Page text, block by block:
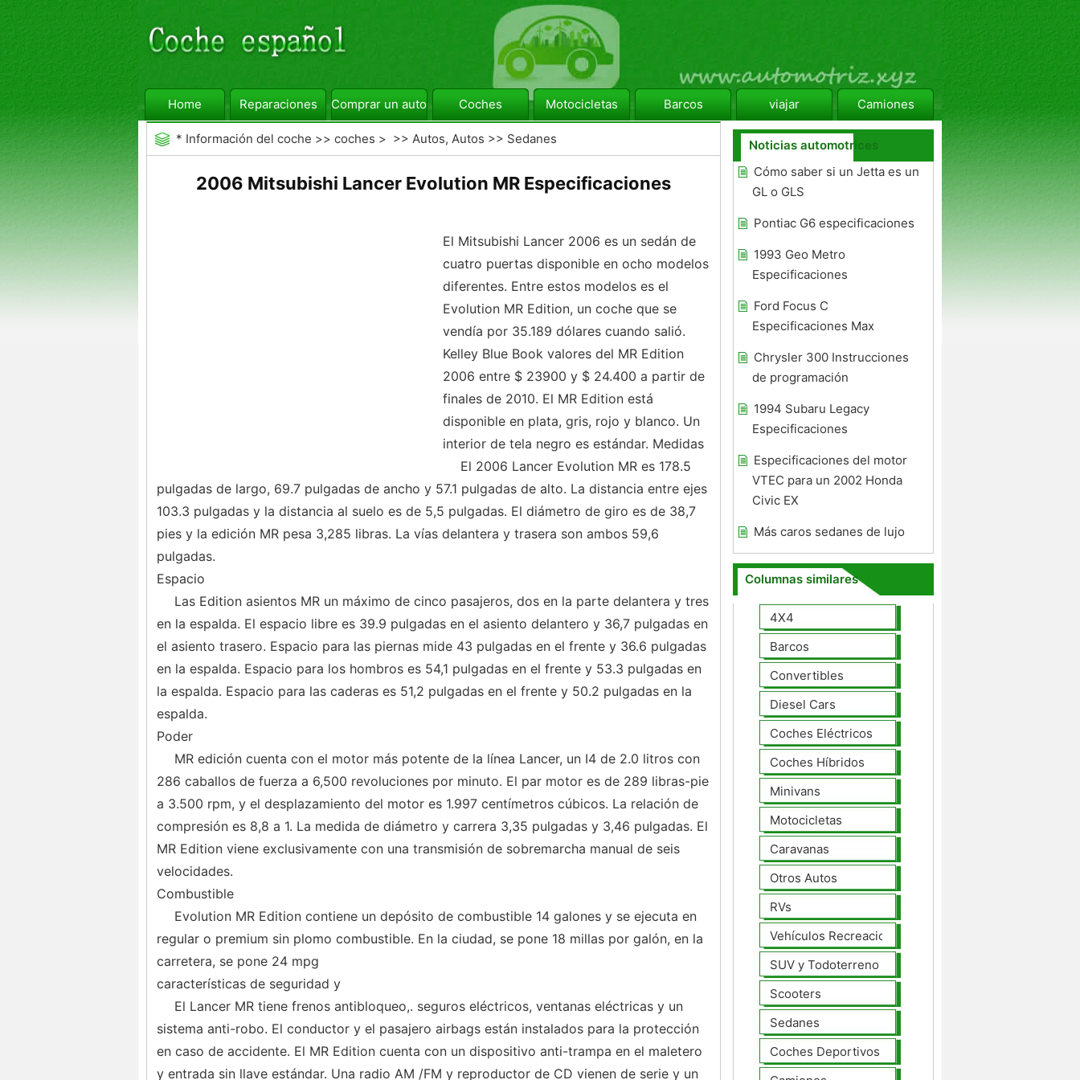
Home Reparaciones Comprar un automóvil Coches Motocicletas Barcos viajar Camiones
* Información del coche >> coches > >> Autos, Autos >> Sedanes
2006 Mitsubishi Lancer Evolution MR Especificaciones
El Mitsubishi Lancer 2006 es un sedán de
cuatro puertas disponible en ocho modelos
diferentes. Entre estos modelos es el
Evolution MR Edition, un coche que se
vendía por 35.189 dólares cuando salió.
Kelley Blue Book valores del MR Edition
2006 entre $ 23900 y $ 24.400 a partir de
finales de 2010. El MR Edition está
disponible en plata, gris, rojo y blanco. Un
interior de tela negro es estándar. Medidas
El 2006 Lancer Evolution MR es 178.5
pulgadas de largo, 69.7 pulgadas de ancho y 57.1 pulgadas de alto. La distancia entre ejes
103.3 pulgadas y la distancia al suelo es de 5,5 pulgadas. El diámetro de giro es de 38,7
pies y la edición MR pesa 3,285 libras. La vías delantera y trasera son ambos 59,6
pulgadas.
Espacio
Las Edition asientos MR un máximo de cinco pasajeros, dos en la parte delantera y tres
en la espalda. El espacio libre es 39.9 pulgadas en el asiento delantero y 36,7 pulgadas en
el asiento trasero. Espacio para las piernas mide 43 pulgadas en el frente y 36.6 pulgadas
en la espalda. Espacio para los hombros es 54,1 pulgadas en el frente y 53.3 pulgadas en
la espalda. Espacio para las caderas es 51,2 pulgadas en el frente y 50.2 pulgadas en la
espalda.
Poder
MR edición cuenta con el motor más potente de la línea Lancer, un I4 de 2.0 litros con
286 caballos de fuerza a 6,500 revoluciones por minuto. El par motor es de 289 libras-pie
a 3.500 rpm, y el desplazamiento del motor es 1.997 centímetros cúbicos. La relación de
compresión es 8,8 a 1. La medida de diámetro y carrera 3,35 pulgadas y 3,46 pulgadas. El
MR Edition viene exclusivamente con una transmisión de sobremarcha manual de seis
velocidades.
Combustible
Evolution MR Edition contiene un depósito de combustible 14 galones y se ejecuta en
regular o premium sin plomo combustible. En la ciudad, se pone 18 millas por galón, en la
carretera, se pone 24 mpg
características de seguridad y
El Lancer MR tiene frenos antibloqueo,. seguros eléctricos, ventanas eléctricas y un
sistema anti-robo. El conductor y el pasajero airbags están instalados para la protección
en caso de accidente. El MR Edition cuenta con un dispositivo anti-trampa en el maletero
y entrada sin llave estándar. Una radio AM /FM y reproductor de CD vienen de serie y un
Noticias automotrices
Cómo saber si un Jetta es un
GL o GLS
Pontiac G6 especificaciones
1993 Geo Metro
Especificaciones
Ford Focus C
Especificaciones Max
Chrysler 300 Instrucciones
de programación
1994 Subaru Legacy
Especificaciones
Especificaciones del motor
VTEC para un 2002 Honda
Civic EX
Más caros sedanes de lujo
Columnas similares
4X4
Barcos
Convertibles
Diesel Cars
Coches Eléctricos
Coches Híbridos
Minivans
Motocicletas
Caravanas
Otros Autos
RVs
Vehículos Recreacionales
SUV y Todoterreno
Scooters
Sedanes
Coches Deportivos